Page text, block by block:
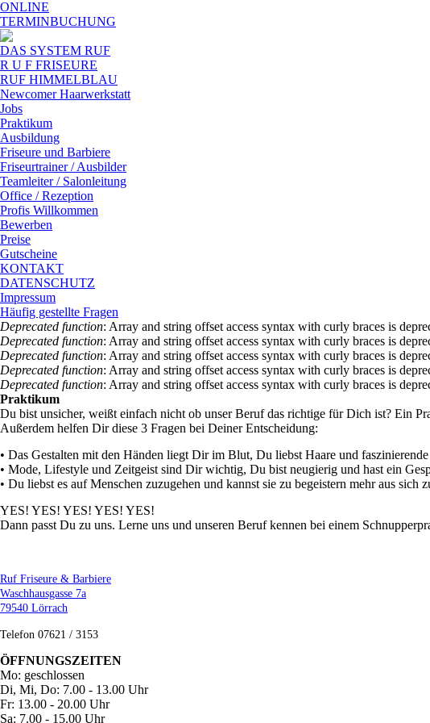
Skip to navigation
Direkt zum Inhalt
ONLINE
TERMINBUCHUNG
DAS SYSTEM RUF
R U F FRISEURE
RUF HIMMELBLAU
Newcomer Haarwerkstatt
Jobs
Praktikum
Ausbildung
Friseure und Barbiere
Friseurtrainer / Ausbilder
Teamleiter / Salonleitung
Office / Rezeption
Profis Willkommen
Bewerben
Preise
Gutscheine
KONTAKT
DATENSCHUTZ
Impressum
Häufig gestellte Fragen
Fehlermeldung
Deprecated function: Array and string offset access syntax with curly braces is
Deprecated function: Array and string offset access syntax with curly braces is
Deprecated function: Array and string offset access syntax with curly braces is
Deprecated function: Array and string offset access syntax with curly braces is
Deprecated function: Array and string offset access syntax with curly braces is
Praktikum
Du bist unsicher, weißt einfach nicht ob unser Beruf das richtige für Dich ist? Ein
Außerdem helfen Dir diese 3 Fragen bei Deiner Entscheidung:
• Das Gestalten mit den Händen liegt Dir im Blut, Du liebst Haare und
• Mode, Lifestyle und Zeitgeist sind Dir wichtig, Du bist neugierig und hast ein
• Du liebst es auf Menschen zuzugehen und kannst sie zu begeistern mehr aus sich
YES! YES! YES! YES! YES!
Dann passt Du zu uns. Lerne uns und unseren Beruf kennen bei einem
Ruf Friseure & Barbiere
Waschhausgasse 7a
79540 Lörrach
Telefon 07621 / 3153
ÖFFNUNGSZEITEN
Mo: geschlossen
Di, Mi, Do: 7.00 - 13.00 Uhr
Fr: 13.00 - 20.00 Uhr
Sa: 7.00 - 15.00 Uhr